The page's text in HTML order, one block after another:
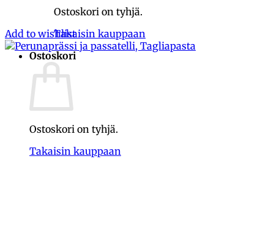
Ostoskori on tyhjä.
Takaisin kauppaan
Ostoskori
Ostoskori on tyhjä.
Takaisin kauppaan
Add to wishlist